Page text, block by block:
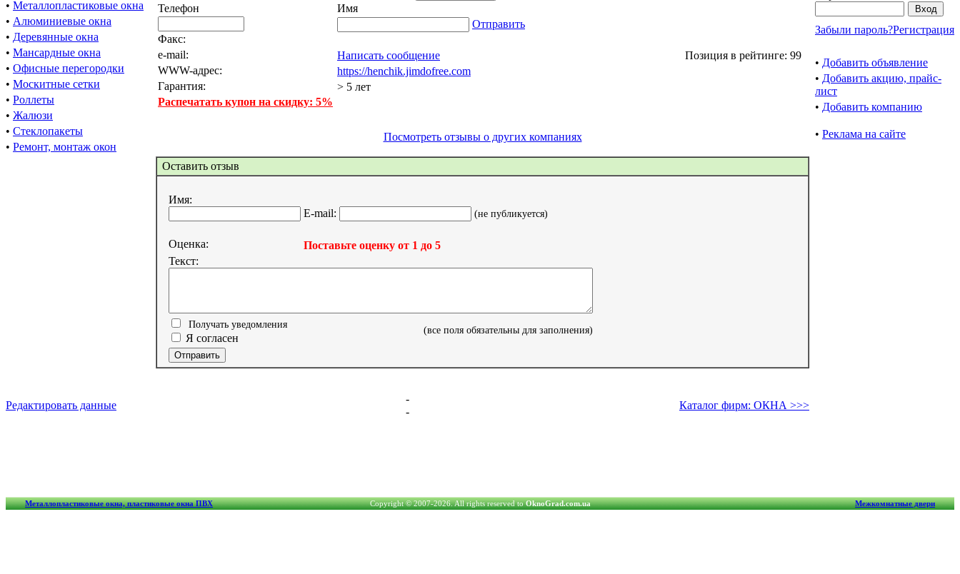
• Металлопластиковые окна
• Алюминиевые окна
• Деревянные окна
• Мансардные окна
• Офисные перегородки
• Москитные сетки
• Роллеты
• Жалюзи
• Стеклопакеты
• Ремонт, монтаж окон
Телефон
Факс:
e-mail:
WWW-адрес:
Гарантия:
Распечатать купон на скидку: 5%
Имя
Отправить
Написать сообщение
https://henchik.jimdofree.com
> 5 лет
Позиция в рейтинге: 99
Посмотреть отзывы о других компаниях
Оставить отзыв
Имя:
E-mail:
(не публикуется)
Оценка:
Поставьте оценку от 1 до 5
Текст:
Получать уведомления
Я согласен
(все поля обязательны для заполнения)
Забыли пароль?Регистрация
• Добавить объявление
• Добавить акцию, прайс-
лист
• Добавить компанию
• Реклама на сайте
Редактировать данные
-
-
Каталог фирм: ОКНА >>>
Металлопластиковые окна, пластиковые окна ПВХ Copyright © 2007-2026. All rights reserved toOknoGrad.com.ua Межкомнатные двери